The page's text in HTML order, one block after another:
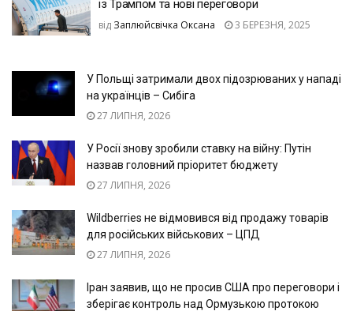
із Трампом та нові переговори
від Заплюйсвічка Оксана 3 БЕРЕЗНЯ, 2025
У Польщі затримали двох підозрюваних у нападі
на українців – Сибіга
27 ЛИПНЯ, 2026
У Росії знову зробили ставку на війну: Путін
назвав головний пріоритет бюджету
27 ЛИПНЯ, 2026
Wildberries не відмовився від продажу товарів
для російських військових – ЦПД
27 ЛИПНЯ, 2026
Іран заявив, що не просив США про переговори і
зберігає контроль над Ормузькою протокою